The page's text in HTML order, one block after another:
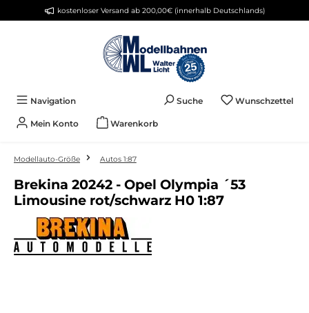
Zum Hauptinhalt springenkostenloser Versand ab 200,00€ (innerhalb Deutschlands)
Navigation Suche WunschzettelDu
Mein Konto Warenkorb
Modellauto-Größe Autos 1:87
Brekina 20242 - Opel Olympia ´53
Limousine rot/schwarz H0 1:87